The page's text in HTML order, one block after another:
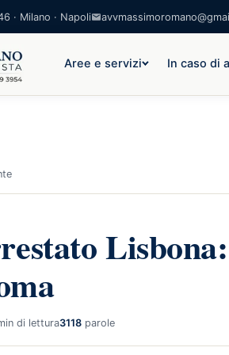
· Milano · Napoli
Aree e servizi In caso di
di lettura3118 parole